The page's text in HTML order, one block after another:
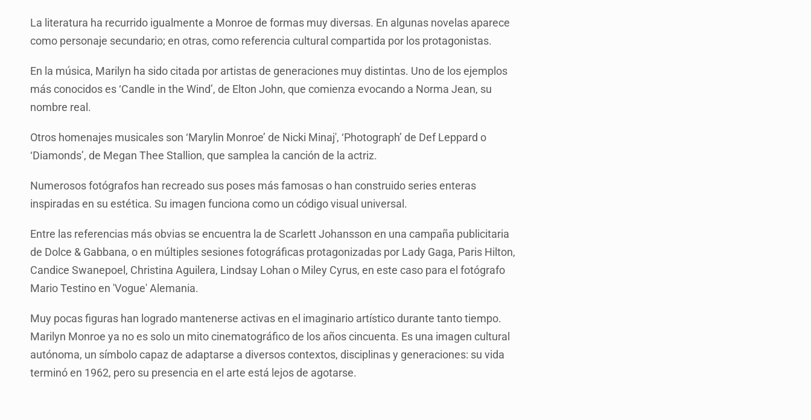
La literatura ha recurrido igualmente a Monroe de formas muy diversas. En algunas novelas aparece
como personaje secundario; en otras, como referencia cultural compartida por los protagonistas.
En la música, Marilyn ha sido citada por artistas de generaciones muy distintas. Uno de los ejemplos
más conocidos es ‘Candle in the Wind’, de Elton John, que comienza evocando a Norma Jean, su
nombre real.
Otros homenajes musicales son ‘Marylin Monroe’ de Nicki Minaj', ‘Photograph’ de Def Leppard o
‘Diamonds’, de Megan Thee Stallion, que samplea la canción de la actriz.
Numerosos fotógrafos han recreado sus poses más famosas o han construido series enteras
inspiradas en su estética. Su imagen funciona como un código visual universal.
Entre las referencias más obvias se encuentra la de Scarlett Johansson en una campaña publicitaria
de Dolce & Gabbana, o en múltiples sesiones fotográficas protagonizadas por Lady Gaga, Paris Hilton,
Candice Swanepoel, Christina Aguilera, Lindsay Lohan o Miley Cyrus, en este caso para el fotógrafo
Mario Testino en 'Vogue' Alemania.
Muy pocas figuras han logrado mantenerse activas en el imaginario artístico durante tanto tiempo.
Marilyn Monroe ya no es solo un mito cinematográfico de los años cincuenta. Es una imagen cultural
autónoma, un símbolo capaz de adaptarse a diversos contextos, disciplinas y generaciones: su vida
terminó en 1962, pero su presencia en el arte está lejos de agotarse.